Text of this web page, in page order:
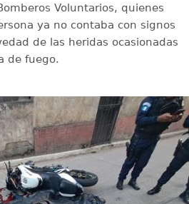
Voluntarios, quienes
ya no contaba con signos
de las heridas ocasionadas
de fuego.